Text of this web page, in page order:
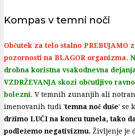
Kompas v temni noči
Občutek za telo stalno PREBUJAMO
pozornosti na BLAGOR organizma.
drobna koristna vsakodnevna
VZDRŽEVANJA skozi občutljivo
bolezni. V temnih zunanjih ali
imenovanih tudi 'temna noč duše' se
držimo LUČI na koncu tunela, tako
podležemo negativizmu. Življenje je